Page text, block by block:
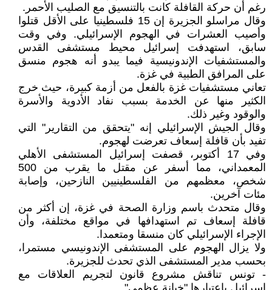
رغم أن حركة القافلة كانت بالتنسيق مع الصليب الأحمر.
وقال مراسلو الجزيرة إن 15 فلسطينيا على الأقل قتلوا
وأصيب العشرات في الهجوم الإسرائيلي. وفي وقت
سابق، استهدفت إسرائيل محيط مستشفى القدس
والمستشفيات الإندونيسية فيما يبدو أنه هجوم منسق
على المرافق الطبية في غزة.
تعاني مستشفيات غزة بالفعل من أزمة كبيرة، حيث خرج
الكثير منها عن الخدمة بسبب نفاد الأدوية والأسرة
والوقود وغير ذلك.
وقال الجيش الإسرائيلي إنه "يتحقق من التقارير" التي
تفيد بأن قافلة إسعاف تعرضت لهجوم.
وفي 17 أكتوبر، قصفت إسرائيل المستشفى الأهلي
المعمداني، مما أسفر عن مقتل ما يقرب من 500
شخص، معظمهم من الفلسطينيين النازحين، وإصابة
مئات آخرين.
وقال متحدث باسم وزارة الصحة في غزة، إن أكثر من
قافلة إسعاف تم استهدافها في مواقع مختلفة، وأن
الإجراء الإسرائيلي كان منسقا ومتعمدا.
ولا يزال الهجوم على المستشفى الإندونيسي مستمرا،
بحسب مدير المستشفى الذي تحدث للجزيرة.
- تونس تناقش مشروع قانون لتجريم العلاقات مع